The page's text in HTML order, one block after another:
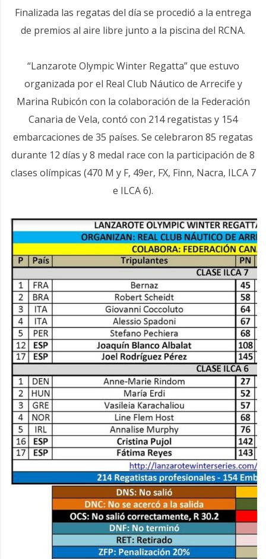
Finalizada las regatas del día se procedió a la entrega
de premios al aire libre junto a la piscina del RCNA.
“Lanzarote Olympic Winter Regatta” que estuvo
organizada por el Real Club Náutico de Arrecife y
Marina Rubicón con la colaboración de la Federación
Canaria de Vela, contó con 214 regatistas y 154
embarcaciones de 35 países. Se celebraron 85 regatas
durante 12 días y 8 medal race con la participación de 8
clases olímpicas (470 M y F, 49er, FX, Finn, Nacra, ILCA 7
e ILCA 6).